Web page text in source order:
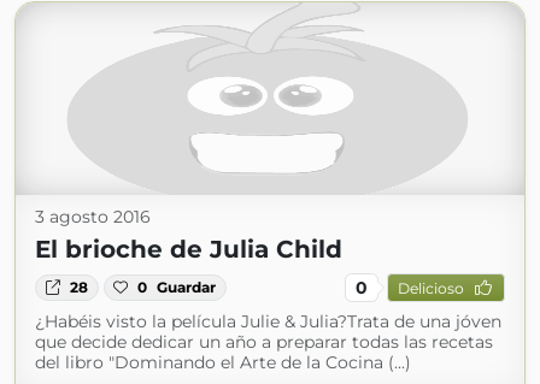
3 agosto 2016
El brioche de Julia Child
28 0 Guardar 0 Delicioso
¿Habéis visto la película Julie & Julia?Trata de una jóven
que decide dedicar un año a preparar todas las recetas
del libro "Dominando el Arte de la Cocina (...)